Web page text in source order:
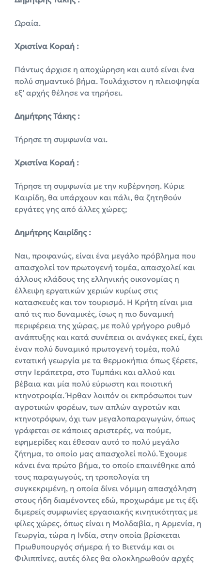
Ωραία.
Χριστίνα Κοραή :
Πάντως άρχισε η αποχώρηση και αυτό είναι ένα
πολύ σημαντικό βήμα. Τουλάχιστον η πλειοψηφία
εξ’ αρχής θέλησε να τηρήσει.
Δημήτρης Τάκης :
Τήρησε τη συμφωνία ναι.
Χριστίνα Κοραή :
Τήρησε τη συμφωνία με την κυβέρνηση. Κύριε
Καιρίδη, θα υπάρχουν και πάλι, θα ζητηθούν
εργάτες γης από άλλες χώρες;
Δημήτρης Καιρίδης :
Ναι, προφανώς, είναι ένα μεγάλο πρόβλημα που
απασχολεί τον πρωτογενή τομέα, απασχολεί και
άλλους κλάδους της ελληνικής οικονομίας η
έλλειψη εργατικών χεριών κυρίως στις
κατασκευές και τον τουρισμό. Η Κρήτη είναι μια
από τις πιο δυναμικές, ίσως η πιο δυναμική
περιφέρεια της χώρας, με πολύ γρήγορο ρυθμό
ανάπτυξης και κατά συνέπεια οι ανάγκες εκεί, έχει
έναν πολύ δυναμικό πρωτογενή τομέα, πολύ
εντατική γεωργία με τα θερμοκήπια όπως ξέρετε,
στην Ιεράπετρα, στο Τυμπάκι και αλλού και
βέβαια και μία πολύ εύρωστη και ποιοτική
κτηνοτροφία. Ήρθαν λοιπόν οι εκπρόσωποι των
αγροτικών φορέων, των απλών αγροτών και
κτηνοτρόφων, όχι των μεγαλοπαραγωγών, όπως
γράφεται σε κάποιες αριστερές, να πούμε,
εφημερίδες και έθεσαν αυτό το πολύ μεγάλο
ζήτημα, το οποίο μας απασχολεί πολύ. Έχουμε
κάνει ένα πρώτο βήμα, το οποίο επαινέθηκε από
τους παραγωγούς, τη τροπολογία τη
συγκεκριμένη, η οποία δίνει νόμιμη απασχόληση
στους ήδη διαμένοντες εδώ, προχωράμε με τις έξι
διμερείς συμφωνίες εργασιακής κινητικότητας με
φίλες χώρες, όπως είναι η Μολδαβία, η Αρμενία, η
Γεωργία, τώρα η Ινδία, στην οποία βρίσκεται
Πρωθυπουργός σήμερα ή το Βιετνάμ και οι
Φιλιππίνες, αυτές όλες θα ολοκληρωθούν αρχές